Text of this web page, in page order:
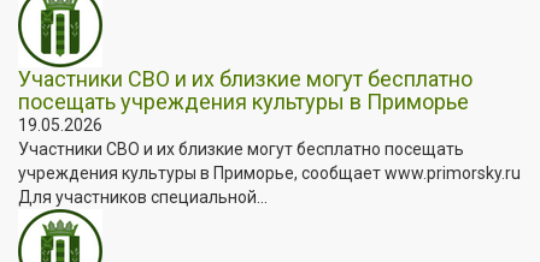
Участники СВО и их близкие могут бесплатно
посещать учреждения культуры в Приморье
19.05.2026
Участники СВО и их близкие могут бесплатно посещать
учреждения культуры в Приморье, сообщает www.primorsky.ru
Для участников специальной...